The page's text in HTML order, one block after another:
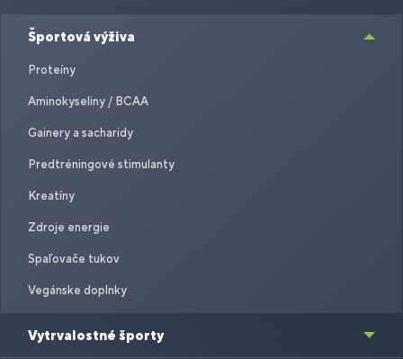
Športová výživa
Proteíny
Aminokyseliny / BCAA
Gainery a sacharidy
Predtréningové stimulanty
Kreatíny
Zdroje energie
Spaľovače tukov
Vegánske doplnky
Vytrvalostné športy